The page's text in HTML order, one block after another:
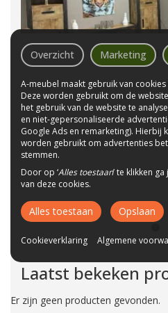
Laatst bekeken
Er zijn geen producten gevonden.
Overzicht Marketing
A-meubel maakt gebruik van
Deze worden gebruikt om de
het gebruik van de website te
en niet-gepersonaliseerde
Google Ads en remarketing). Hierbij
worden gebruikt om advertenties
stemmen.
Door op ‘Alles toestaan’ te klikken
van deze cookies.
Alles toestaan Opslaan
Cookieverklaring Algemene